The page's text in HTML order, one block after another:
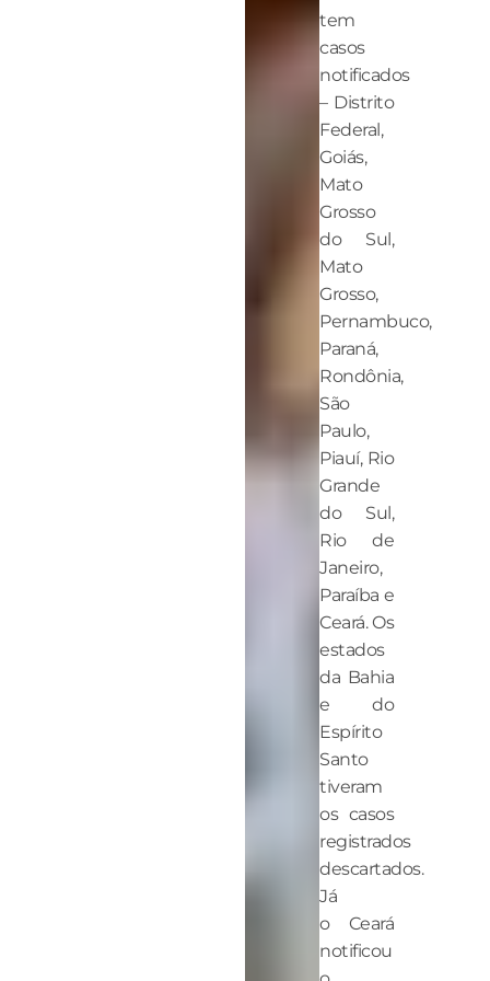
tem
casos
notificados
– Distrito
Federal,
Goiás,
Mato
Grosso
do Sul,
Mato
Grosso,
Pernambuco,
Paraná,
Rondônia,
São
Paulo,
Piauí, Rio
Grande
do Sul,
Rio de
Janeiro,
Paraíba e
Ceará. Os
estados
da Bahia
e do
Espírito
Santo
tiveram
os casos
registrados
descartados.
Já
o Ceará
notificou